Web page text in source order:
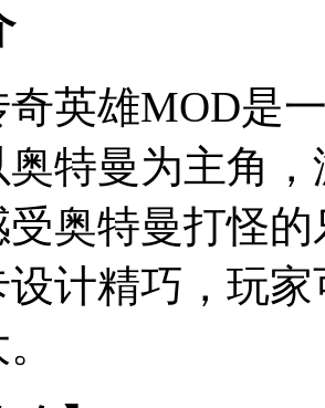
英雄MOD是
奥特曼为主角
奥特曼打怪
计精巧，玩